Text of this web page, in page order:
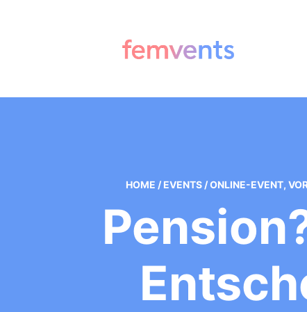
HOME / EVENTS / ONLINE-EVENT,